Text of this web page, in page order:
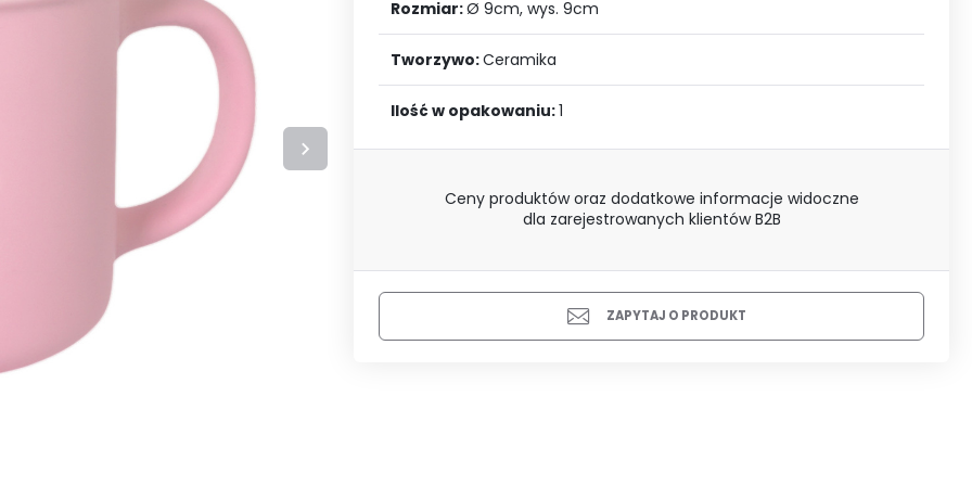
Rozmiar:Ø 9cm, wys. 9cm
Tworzywo:Ceramika
Ilość w opakowaniu:1
Ceny produktów oraz dodatkowe informacje widoczne
dla zarejestrowanych klientów B2B
ZAPYTAJ O PRODUKT